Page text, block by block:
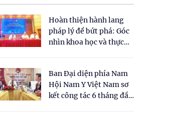
Hoàn thiện hành lang
pháp lý để bứt phá: Góc
nhìn khoa học và thực
cho Luật Y dược cổ
truyền Việt Nam"
Ban Đại diện phía Nam
Hội Nam Y Việt Nam sơ
kết công tác 6 tháng đầu